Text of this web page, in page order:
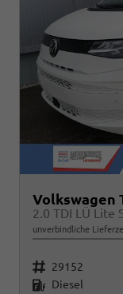
Volkswagen
2.0 TDI LÜ Lite
unverbindliche
Fahrzeugnr. 29152
Kraftstoff Diesel